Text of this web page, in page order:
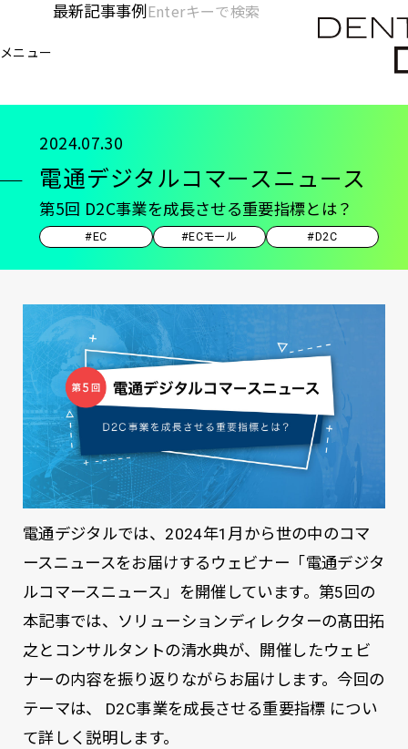
ン
ン
ツ
メニュー
[KC]
-
メ
イ
ン
最新記事事例
検
索
電
電通デジタルコマースニュース
第5回 D2C事業を成長させる重要指標とは？
2024.07.30
#EC #ECモール #D2C
電通デジタルでは、2024年1月から世の中のコマ
ースニュースをお届けするウェビナー「電通デジタ
ルコマースニュース」を開催しています。第5回の
本記事では、ソリューションディレクターの髙田拓
之とコンサルタントの清水典が、開催したウェビ
ナーの内容を振り返りながらお届けします。今回の
テーマは、 D2C事業を成長させる重要指標 につい
て詳しく説明します。